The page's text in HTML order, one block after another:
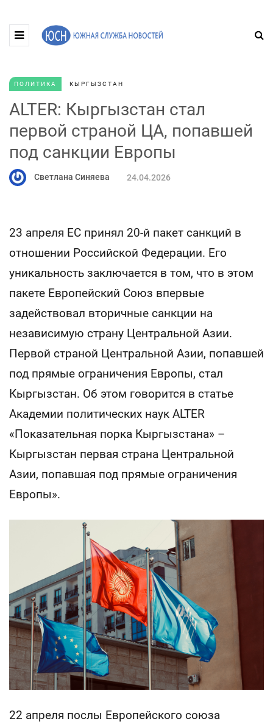
ПОЛИТИКА КЫРГЫЗСТАН
ALTER: Кыргызстан стал
первой страной ЦА, попавшей
под санкции Европы
Светлана Синяева 24.04.2026
23 апреля ЕС принял 20-й пакет санкций в
отношении Российской Федерации. Его
уникальность заключается в том, что в этом
пакете Европейский Союз впервые
задействовал вторичные санкции на
независимую страну Центральной Азии.
Первой страной Центральной Азии, попавшей
под прямые ограничения Европы, стал
Кыргызстан. Об этом говорится в статье
Академии политических наук ALTER
«Показательная порка Кыргызстана» –
Кыргызстан первая страна Центральной
Азии, попавшая под прямые ограничения
Европы».
22 апреля послы Европейского союза